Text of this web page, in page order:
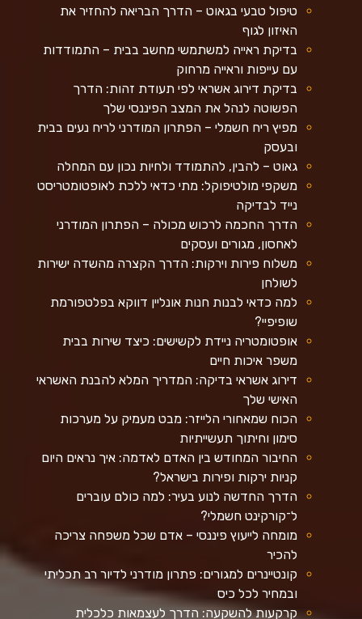
טיפול טבעי בגאוט – הדרך הבריאה להחזיר את
האיזון לגוף
בדיקת ראייה למשתמשי מחשב בבית – התמודדות
עם עייפות וראייה מרחוק
בדיקת דירוג אשראי לפי תעודת זהות: הדרך
הפשוטה לנהל את המצב הפיננסי שלך
מפיץ ריח חשמלי – הפתרון המודרני לריח נעים בבית
ובעסק
גאוט – להבין, להתמודד ולחיות נכון עם המחלה
משקפי מולטיפוקל: מתי כדאי ללכת לאופטומטריסט
נייד לבדיקה
הדרך החכמה לרכוש מכולה – הפתרון המודרני
לאחסון, מגורים ועסקים
משלוח פירות וירקות: הדרך הקצרה מהשדה ישירות
לשולחן
למה כדאי לבנות חנות אונליין דווקא בפלטפורמת
שופיפיי?
אופטומטריה ניידת לקשישים: כיצד שירות בבית
משפר איכות חיים
דירוג אשראי בדיקה: המדריך המלא להבנת האשראי
האישי שלך
הכוח שמאחורי הלייזר: מבט מעמיק על מערכות
סימון וחיתוך תעשייתיות
החיבור המחודש בין האדם לאדמה: איך נראים היום
קניות ירקות ופירות בישראל?
הדרך החדשה לנוע בעיר: למה כולם עוברים
ל־קורקינט חשמלי?
מומחה לייעוץ פיננסי – אדם שכל משפחה צריכה
להכיר
קונטיינרים למגורים: פתרון מודרני לדיור רב תכליתי
ובמחיר לכל כיס
קרקעות להשקעה: הדרך לעצמאות כלכלית